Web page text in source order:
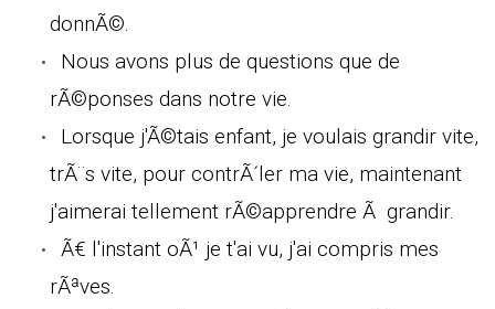
donnÃ©.
Nous avons plus de questions que de
rÃ©ponses dans notre vie.
Lorsque j'Ã©tais enfant, je voulais grandir vite,
trÃ¨s vite, pour contrÃ´ler ma vie, maintenant
j'aimerai tellement rÃ©apprendre Ã grandir.
Ã€ l'instant oÃ¹ je t'ai vu, j'ai compris mes
rÃªves.